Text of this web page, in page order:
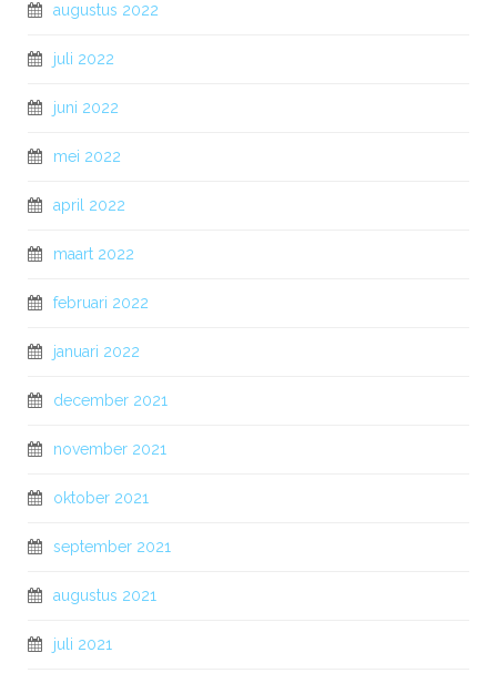
augustus 2022
juli 2022
juni 2022
mei 2022
april 2022
maart 2022
februari 2022
januari 2022
december 2021
november 2021
oktober 2021
september 2021
augustus 2021
juli 2021